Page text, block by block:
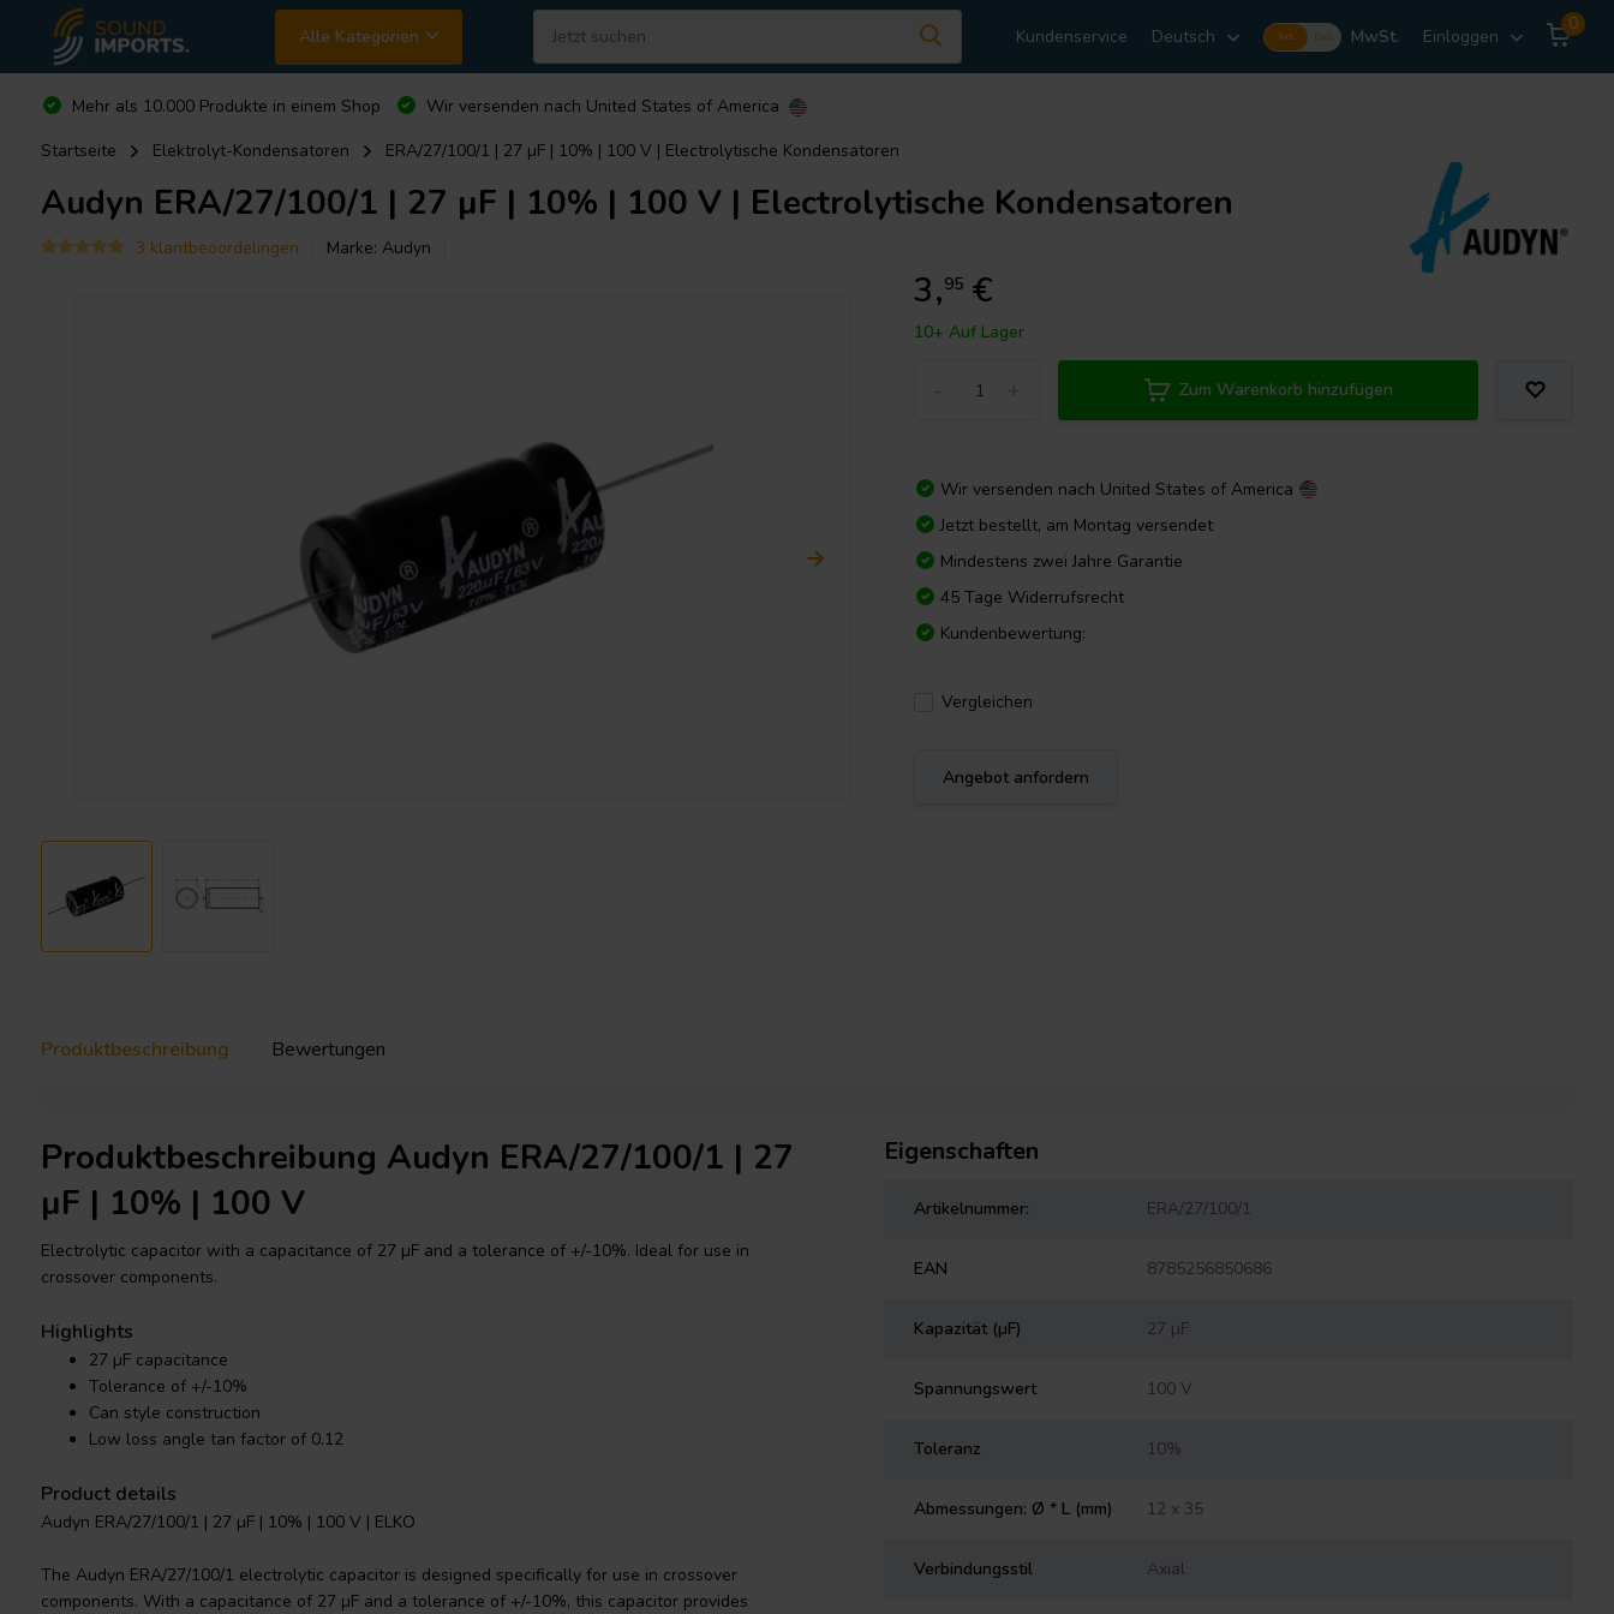
Alle Kategorien Kundenservice Deutsch Incl. MwSt. Einloggen
0
Mehr als 10.000 Produkte in einem Shop Wir versenden nach United States of America
Startseite
Elektrolyt-Kondensatoren ERA/27/100/1 | 27 µF | 10% | 100 V | Electrolytische Kondensatoren
Audyn ERA/27/100/1 | 27 µF | 10% | 100 V | Electrolytische Kondensatoren
3 klantbeoordelingen Marke: Audyn
3,95 €
10+ Auf Lager
Zum Warenkorb hinzufügen
Wir versenden nach United States of America
Jetzt bestellt, am Montag versendet
Mindestens zwei Jahre Garantie
45 Tage Widerrufsrecht
Kundenbewertung:
Vergleichen
Angebot anfordern
Produktbeschreibung Bewertungen
Produktbeschreibung Audyn ERA/27/100/1 | 27
µF | 10% | 100 V
Electrolytic capacitor with a capacitance of 27 µF and a tolerance of +/-10%. Ideal for use in
crossover components.
Highlights
27 µF capacitance
Tolerance of +/-10%
Can style construction
Low loss angle tan factor of 0.12
Product details
Audyn ERA/27/100/1 | 27 µF | 10% | 100 V | ELKO
The Audyn ERA/27/100/1 electrolytic capacitor is designed specifically for use in crossover
components. With a capacitance of 27 µF and a tolerance of +/-10%, this capacitor provides
Eigenschaften
Artikelnummer: ERA/27/100/1
EAN 8785256850686
Kapazität (µF) 27 µF
Spannungswert 100 V
Toleranz 10%
Abmessungen: Ø * L (mm) 12 x 35
Verbindungsstil Axial